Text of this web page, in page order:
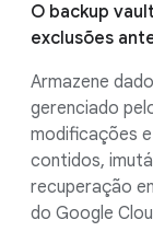
O backup
exclusões
Armazene
gerenciado
modificações
contidos,
recuperação
do Google